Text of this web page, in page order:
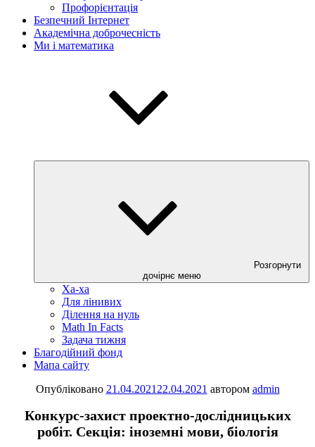
Профорієнтація
Безпечний Інтернет
Академічна доброчесність
Ми і математика
Розгорнути
дочірнє меню
Ха-ха
Для лінивих
Ділення на нуль
Math In Facts
Задача тижня
Благодійний фонд
Мапа сайту
Опубліковано 21.04.2021 22.04.2021 автором admin
Конкурс-захист проектно-дослідницьких
робіт. Секція: іноземні мови, біологія